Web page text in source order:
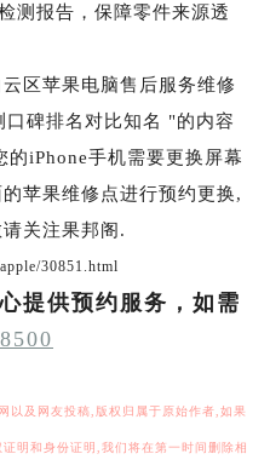
测报告，保障零件来源透
区苹果电脑售后服务维修
口碑排名对比知名 "的内容
iPhone手机需要更换屏幕
苹果维修点进行预约更换,
关注果邦阁.
30851.html
提供预约服务，如需
以及网友投稿,版权归属于原始作者,如果
明和身份证明,我们将在第一时间删除相